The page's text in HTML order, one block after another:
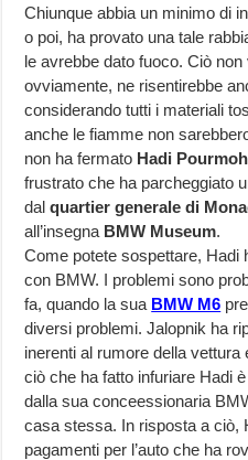
Chiunque abbia un minimo di
o poi, ha provato una tale
le avrebbe dato fuoco. Ciò
ovviamente, ne risentirebbe
considerando tutti i materiali
anche le fiamme non
non ha fermato Hadi
frustrato che ha parcheggiato
dalquartier generale di
all’insegna BMW Museum.
Come potete sospettare, Hadi
con BMW. I problemi sono
fa, quando la sua BMW M6
diversi problemi. Jalopnik ha
inerenti al rumore della
ciò che ha fatto infuriare Hadi
dalla sua conceessionaria
casa stessa. In risposta a ciò,
pagamenti per l’auto che ha